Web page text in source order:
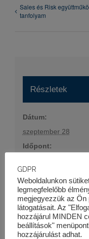
Sales és Risk
tanfolyam
Részletek
Dátum:
szeptember 28
Időpont:
Szaktanfolyamok
Honlap:
https://kk-pro.hu/
tanfolyam/
GDPR
Weboldalunkon
legmegfelelőbb
megjegyezzük az Ön
látogatásait. Az
hozzájárul MINDEN
beállítások"
hozzájárulást adhat.